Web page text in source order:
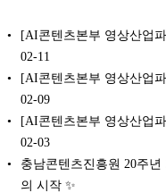
[AI콘텐츠본부 영상산업
02-11
[AI콘텐츠본부 영상산업
02-09
[AI콘텐츠본부 영상산업
02-03
충남콘텐츠진흥원 20주
의 시작 ✨